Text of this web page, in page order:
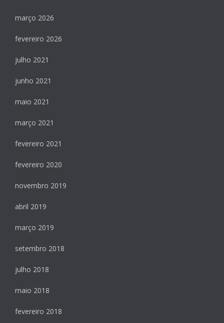
março 2026
fevereiro 2026
julho 2021
junho 2021
maio 2021
março 2021
fevereiro 2021
fevereiro 2020
novembro 2019
abril 2019
março 2019
setembro 2018
julho 2018
maio 2018
fevereiro 2018